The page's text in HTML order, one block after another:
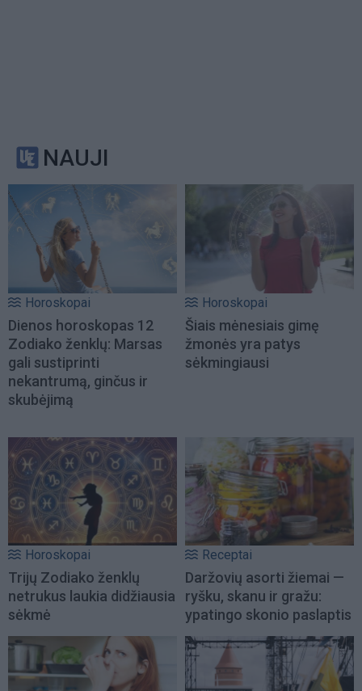
NAUJI
Horoskopai
Dienos horoskopas 12
Zodiako ženklų: Marsas
gali sustiprinti
nekantrumą, ginčus ir
skubėjimą
Horoskopai
Šiais mėnesiais gimę
žmonės yra patys
sėkmingiausi
Horoskopai
Trijų Zodiako ženklų
netrukus laukia didžiausia
sėkmė
Receptai
Daržovių asorti žiemai —
ryšku, skanu ir gražu:
ypatingo skonio paslaptis